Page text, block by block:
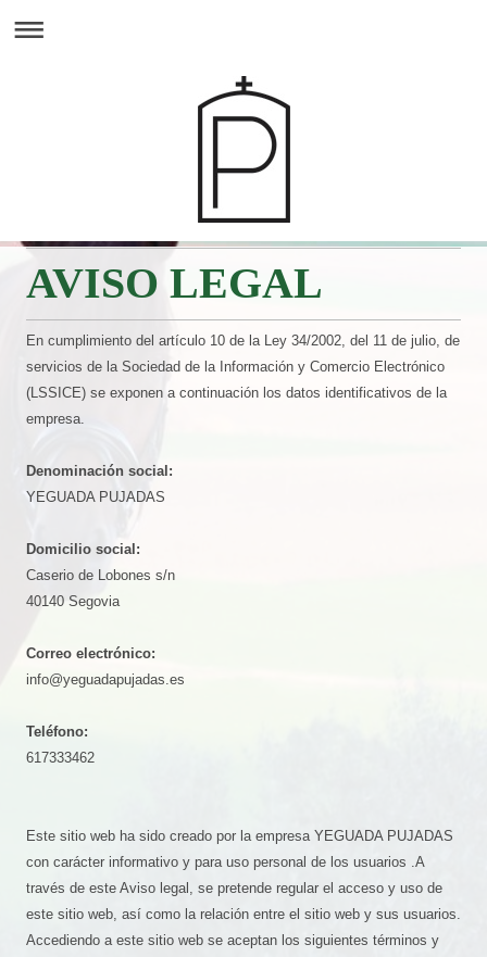
AVISO LEGAL
En cumplimiento del artículo 10 de la Ley 34/2002, del 11 de julio, de
servicios de la Sociedad de la Información y Comercio Electrónico
(LSSICE) se exponen a continuación los datos identificativos de la
empresa.
Denominación social:
YEGUADA PUJADAS
Domicilio social:
Caserio de Lobones s/n
40140 Segovia
Correo electrónico:
info@yeguadapujadas.es
Teléfono:
617333462
Este sitio web ha sido creado por la empresa YEGUADA PUJADAS
con carácter informativo y para uso personal de los usuarios .A
través de este Aviso legal, se pretende regular el acceso y uso de
este sitio web, así como la relación entre el sitio web y sus usuarios.
Accediendo a este sitio web se aceptan los siguientes términos y